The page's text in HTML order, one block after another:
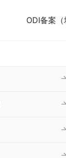
ODI备案（